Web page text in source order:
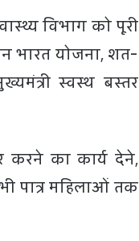
विभाग को पूरी
भारत योजना, शत-
स्वस्थ बस्तर
करने का कार्य देने,
पात्र महिलाओं तक